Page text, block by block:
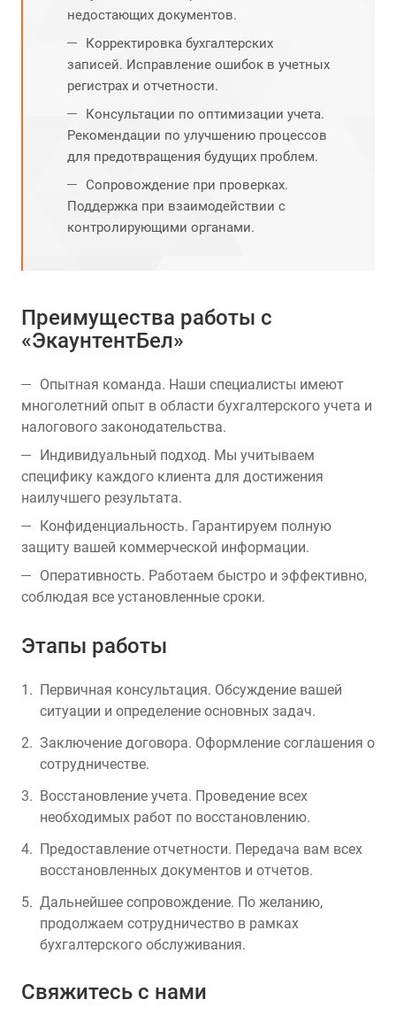
недостающих документов.
Корректировка бухгалтерских
записей. Исправление ошибок в учетных
регистрах и отчетности.
Консультации по оптимизации учета.
Рекомендации по улучшению процессов
для предотвращения будущих проблем.
Сопровождение при проверках.
Поддержка при взаимодействии с
контролирующими органами.
Преимущества работы с
«ЭкаунтентБел»
Опытная команда. Наши специалисты имеют
многолетний опыт в области бухгалтерского учета и
налогового законодательства.
Индивидуальный подход. Мы учитываем
специфику каждого клиента для достижения
наилучшего результата.
Конфиденциальность. Гарантируем полную
защиту вашей коммерческой информации.
Оперативность. Работаем быстро и эффективно,
соблюдая все установленные сроки.
Этапы работы
Первичная консультация. Обсуждение вашей
ситуации и определение основных задач.
Заключение договора. Оформление соглашения о
сотрудничестве.
Восстановление учета. Проведение всех
необходимых работ по восстановлению.
Предоставление отчетности. Передача вам всех
восстановленных документов и отчетов.
Дальнейшее сопровождение. По желанию,
продолжаем сотрудничество в рамках
бухгалтерского обслуживания.
Свяжитесь с нами